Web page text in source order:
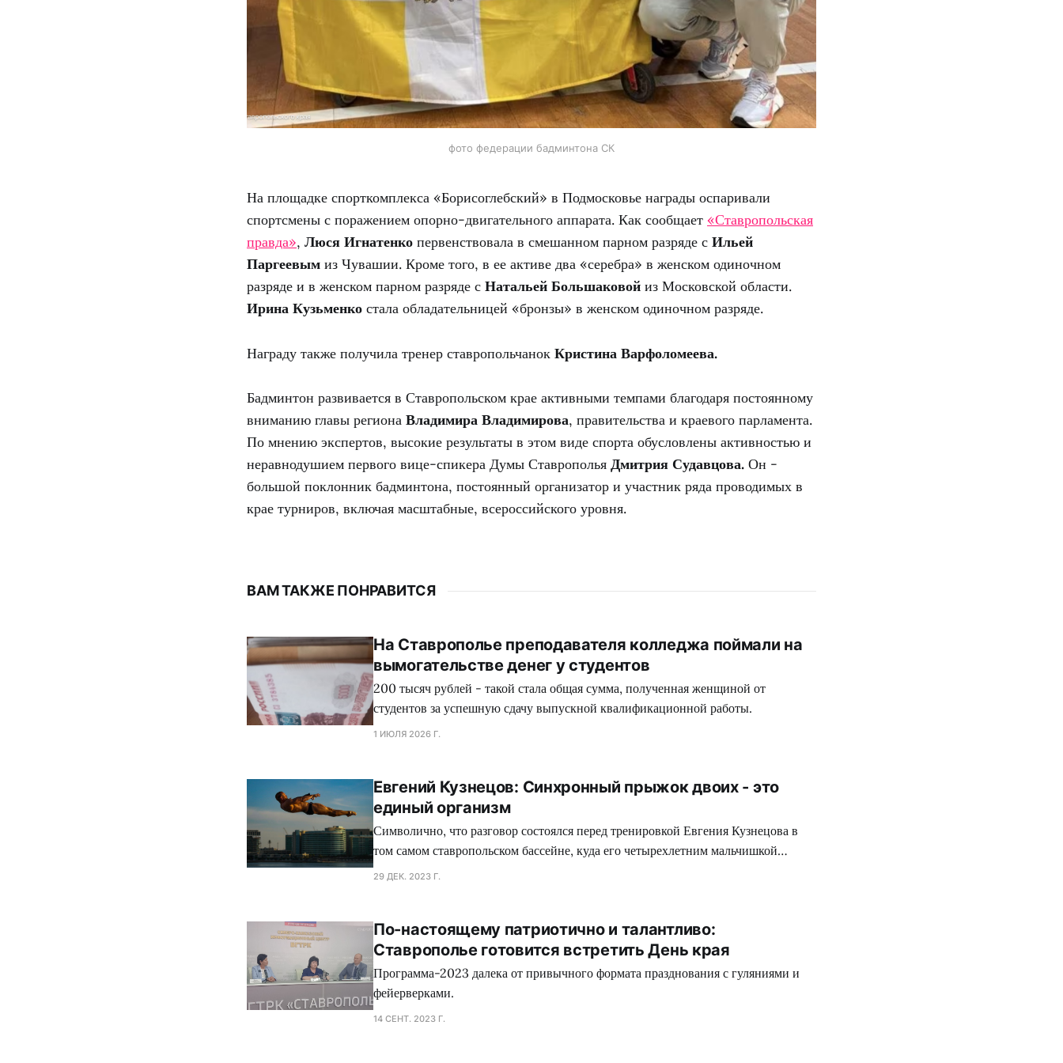
фото федерации бадминтона СК
На площадке спорткомплекса «Борисоглебский» в Подмосковье награды оспаривали
спортсмены с поражением опорно-двигательного аппарата. Как сообщает «Ставропольская
правда», Люся Игнатенко первенствовала в смешанном парном разряде с Ильей
Паргеевым из Чувашии. Кроме того, в ее активе два «серебра» в женском одиночном
разряде и в женском парном разряде с Натальей Большаковой из Московской области.
Ирина Кузьменко стала обладательницей «бронзы» в женском одиночном разряде.
Награду также получила тренер ставропольчанок Кристина Варфоломеева.
Бадминтон развивается в Ставропольском крае активными темпами благодаря постоянному
вниманию главы региона Владимира Владимирова, правительства и краевого парламента.
По мнению экспертов, высокие результаты в этом виде спорта обусловлены активностью и
неравнодушием первого вице-спикера Думы Ставрополья Дмитрия Судавцова. Он -
большой поклонник бадминтона, постоянный организатор и участник ряда проводимых в
крае турниров, включая масштабные, всероссийского уровня.
ВАМ ТАКЖЕ ПОНРАВИТСЯ
На Ставрополье преподавателя колледжа поймали на
вымогательстве денег у студентов
200 тысяч рублей - такой стала общая сумма, полученная женщиной от
студентов за успешную сдачу выпускной квалификационной работы.
1 ИЮЛЯ 2026 Г.
Евгений Кузнецов: Синхронный прыжок двоих - это
единый организм
Символично, что разговор состоялся перед тренировкой Евгения Кузнецова в
том самом ставропольском бассейне, куда его четырехлетним мальчишкой
привела мама.
29 ДЕК. 2023 Г.
По-настоящему патриотично и талантливо:
Ставрополье готовится встретить День края
Программа-2023 далека от привычного формата празднования с гуляниями и
фейерверками.
14 СЕНТ. 2023 Г.